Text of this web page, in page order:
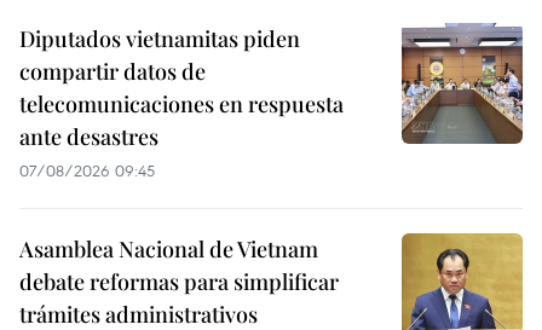
Diputados vietnamitas piden
compartir datos de
telecomunicaciones en respuesta
ante desastres
07/08/2026 09:45
Asamblea Nacional de Vietnam
debate reformas para simplificar
trámites administrativos